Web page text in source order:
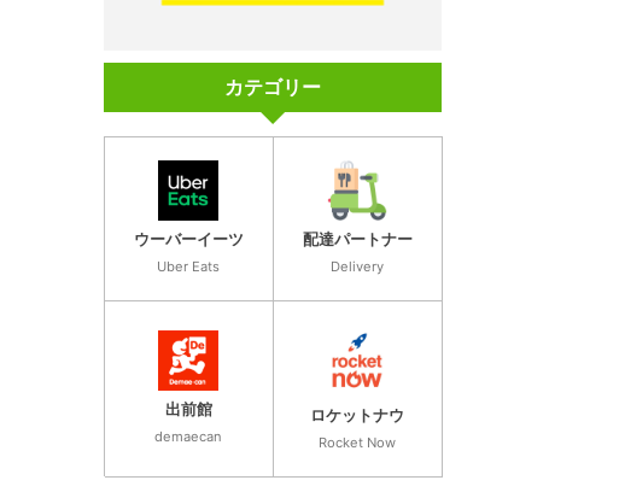
カテゴリー
ウーバーイーツ
Uber Eats
配達パートナー
Delivery
出前館
demaecan
ロケットナウ
Rocket Now